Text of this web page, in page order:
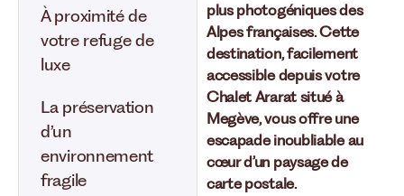
À proximité de
votre refuge de
luxe
La préservation
d’un
environnement
fragile
plus photogéniques des
Alpes françaises. Cette
destination, facilement
accessible depuis votre
Chalet Ararat situé à
Megève, vous offre une
escapade inoubliable au
cœur d’un paysage de
carte postale.